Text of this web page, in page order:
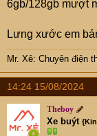
6gb/128gb mượt
Lưng xước em
Mr. Xê: Chuyên điện
14:24 15/08/2024
Theboy
Xe buýt